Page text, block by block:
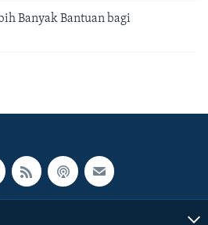
Banyak Bantuan bagi